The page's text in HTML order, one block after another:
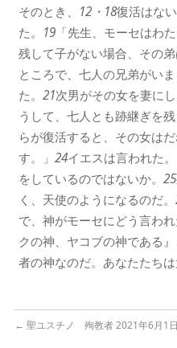
そのとき、 12・18復活はな
た。 19 「先生、モーセはわ
残して子がない場合、その
ところで、七人の兄弟がい
た。 21次男がその女を妻に
うして、七人とも跡継ぎを
らが復活すると、その女は
す。」 24イエスは言われた
をしているのではないか。 25
く、天使のようになるのだ。
で、神がモーセにどう言わ
クの神、ヤコブの神である』
者の神なのだ。あなたたち
← 聖ユスチノ 殉教者 2021年6月1日